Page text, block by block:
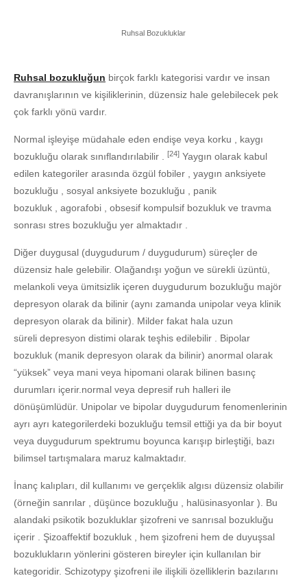
Ruhsal Bozukluklar
Ruhsal bozukluğun birçok farklı kategorisi vardır ve insan
davranışlarının ve kişiliklerinin, düzensiz hale gelebilecek pek
çok farklı yönü vardır.
Normal işleyişe müdahale eden endişe veya korku , kaygı
bozukluğu olarak sınıflandırılabilir . [24] Yaygın olarak kabul
edilen kategoriler arasında özgül fobiler , yaygın anksiyete
bozukluğu , sosyal anksiyete bozukluğu , panik
bozukluk , agorafobi , obsesif kompulsif bozukluk ve travma
sonrası stres bozukluğu yer almaktadır .
Diğer duygusal (duygudurum / duygudurum) süreçler de
düzensiz hale gelebilir. Olağandışı yoğun ve sürekli üzüntü,
melankoli veya ümitsizlik içeren duygudurum bozukluğu majör
depresyon olarak da bilinir (aynı zamanda unipolar veya klinik
depresyon olarak da bilinir). Milder fakat hala uzun
süreli depresyon distimi olarak teşhis edilebilir . Bipolar
bozukluk (manik depresyon olarak da bilinir) anormal olarak
“yüksek” veya mani veya hipomani olarak bilinen basınç
durumları içerir.normal veya depresif ruh halleri ile
dönüşümlüdür. Unipolar ve bipolar duygudurum fenomenlerinin
ayrı ayrı kategorilerdeki bozukluğu temsil ettiği ya da bir boyut
veya duygudurum spektrumu boyunca karışıp birleştiği, bazı
bilimsel tartışmalara maruz kalmaktadır.
İnanç kalıpları, dil kullanımı ve gerçeklik algısı düzensiz olabilir
(örneğin sanrılar , düşünce bozukluğu , halüsinasyonlar ). Bu
alandaki psikotik bozukluklar şizofreni ve sanrısal bozukluğu
içerir . Şizoaffektif bozukluk , hem şizofreni hem de duyuşsal
bozuklukların yönlerini gösteren bireyler için kullanılan bir
kategoridir. Schizotypy şizofreni ile ilişkili özelliklerin bazılarını